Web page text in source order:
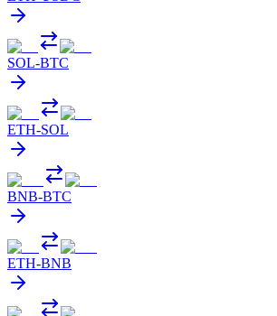
SOL-BTC
ETH-SOL
BNB-BTC
ETH-BNB